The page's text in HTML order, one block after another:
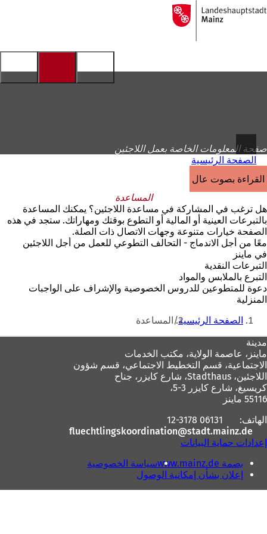
الانتقال إلى المحتوى
إلى
الصفحة
صفحة المعلومات الخاصة بعمل اللاجئين
الصفحة الرئيسية
القراءة بصوت عالٍ
المساعدة
هل ترغب في المشاركة في مساعدة اللاجئين؟ يمكنك المساعدة
بالتبرعات العينية أو المالية أو التطوع بوقتك ومهاراتك. ستجد في هذه
الصفحة خيارات متنوعة وجهات الاتصال ذات الصلة.
معًا من أجل الاندماج - التحالف التطوعي للعمل من أجل اللاجئين
في ماينز
التبرعات النقدية
التبرع بالملابس والمواد
دعوة للمتطوعين للدروس الخصوصية والإشراف على الواجبات
المنزلية
أنت الصفحة الرئيسية المساعدة
منطقة
القدم
مدينة
ماينز، عاصمة الولاية، مكتب الخدمات
الاجتماعية، قسم التخطيط الاجتماعي، قسم شؤون
اللاجئين، Stadthaus، شارع كايزر، جناح
كريسيغ، شارع كايزر 3-5،
55116 ماينز
الهاتف:
06131 12-3178
fluechtlingskoordination
stadt.mainz de
إعدادات حماية البيانات
بصمة www.mainz.de
سياسة الخصوصية
إعلان بشأن إمكانية الوصول